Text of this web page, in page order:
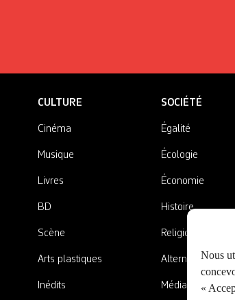
Nous
«
CULTURE
Cinéma
Musique
Livres
BD
Scène
Arts plastiques
Inédits
SOCIÉTÉ
Égalité
Écologie
Économie
Histoire
Religions
Alternatives
Médias